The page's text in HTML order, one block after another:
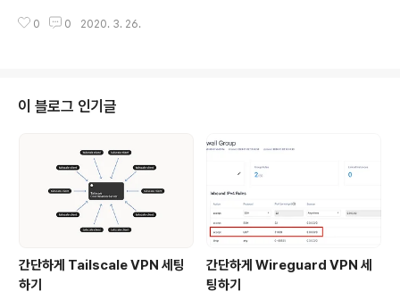
른 회사 그리고 같은날 면접약속이었다. (알바면접 화요일
없다. 졸업을 하지 않았으면 어쨌거나 저쨌거나 이력서상
회에 나온 기술자분들이시고, 나는 그냥 인문계고등학교에
서 열심히(?) 공부만 하다가 대학에 진학을 해 사실상 기술
나는 어쩌다가 대학을 포기하고 사회 초년생으로서 도전의
길을 택하게 되었을까? 사실상 이에 대해 진지하게 생각을
하게 된 것은 군대에서 미래에 대해..
0 0 2020. 3. 26.
이 블로그 인기글
간단하게 Tailscale VPN 세팅
하기
간단하게 Wireguard VPN 세
팅하기